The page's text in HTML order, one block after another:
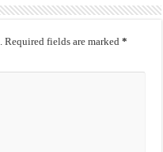
Required fields are marked*